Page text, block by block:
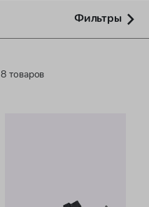
Фильтры
8 товаров